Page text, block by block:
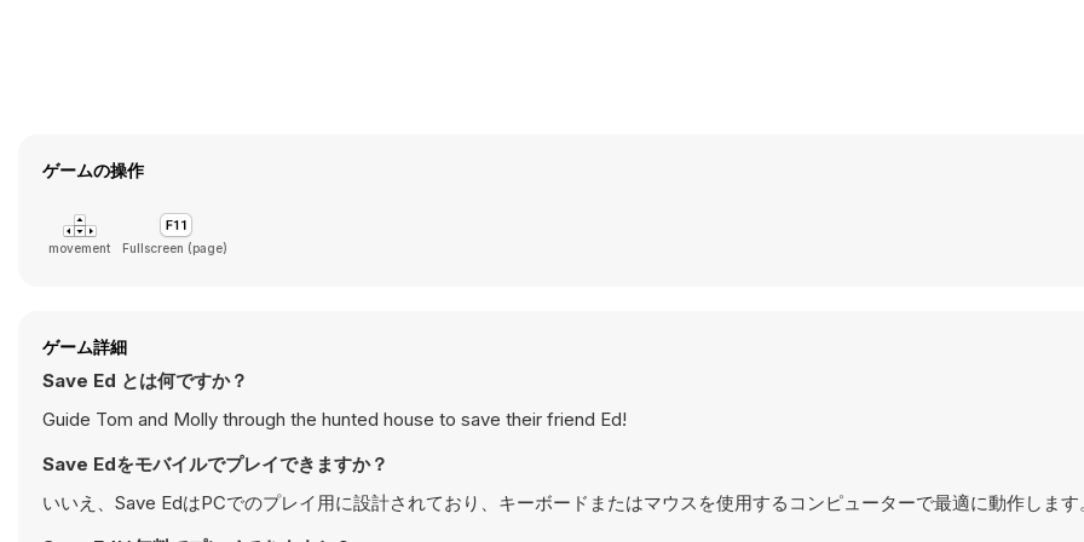
ゲームの操作
movement Fullscreen (page)
ゲーム詳細
Save Ed とは何ですか？
Guide Tom and Molly through the hunted house to save their friend Ed!
Save Edをモバイルでプレイできますか？
いいえ、Save EdはPCでのプレイ用に設計されており、キーボードまたはマウスを使用するコンピューターで最適に動作します